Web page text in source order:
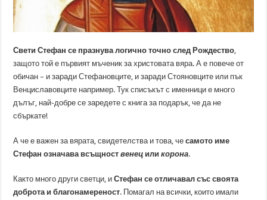
Свети Стефан се празнува логично точно след Рождество
защото той е първият мъченик за христовата вяра. А е повече от
обичан – и заради Стефановците, и заради Стояновците или пък
Венциславовците например. Тук списъкът с именници е много
дълъг, най-добре се заредете с книга за подарък, че да не
сбъркате!
А че е важен за вярата, свидетелства и това, чесамото име
Стефан означава всъщноственец иликорона.
Както много други светци, иСтефан се отличавал със своята
доброта и благонамереност. Помагал на всички, които имали